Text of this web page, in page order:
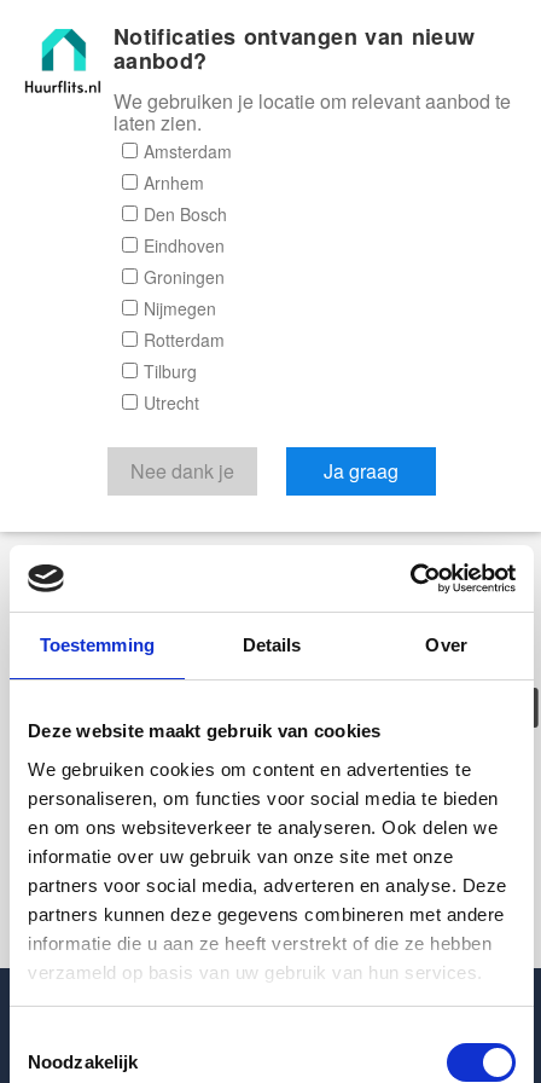
Toestemming Details Over
Deze website maakt gebruik van cookies
We gebruiken cookies om content en advertenties te
personaliseren, om functies voor social media te bieden
en om ons websiteverkeer te analyseren. Ook delen we
informatie over uw gebruik van onze site met onze
partners voor social media, adverteren en analyse. Deze
partners kunnen deze gegevens combineren met andere
informatie die u aan ze heeft verstrekt of die ze hebben
verzameld op basis van uw gebruik van hun services.
Noodzakelijk
Huurflits
Deze woning is
helaas
verhuurd/verwijderd
Pagina niet gevonden
Terug naar woningoverzicht
Blogpost
Notificaties ontvangen van nieuw
aanbod?
We gebruiken je locatie om relevant aanbod te
laten zien.
Amsterdam
Arnhem
Den Bosch
Eindhoven
Groningen
Nijmegen
Rotterdam
Tilburg
Utrecht
Nee dank je Ja graag